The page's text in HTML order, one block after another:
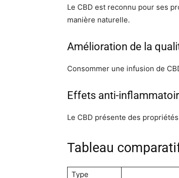
Le CBD est reconnu pour ses
manière naturelle.
Amélioration de la
Consommer une infusion de
Effets anti-
Le CBD présente des
Tableau
Type